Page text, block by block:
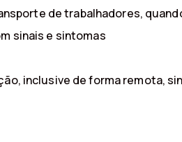
de trabalhadores,
sinais e sintomas
inclusive de forma remota,